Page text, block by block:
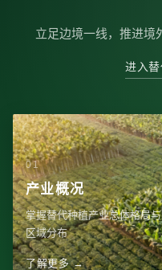
立足边境一线，推进境
进入
产业概况
掌握替代种植产业总体格局与
区域分布
了解更多 →